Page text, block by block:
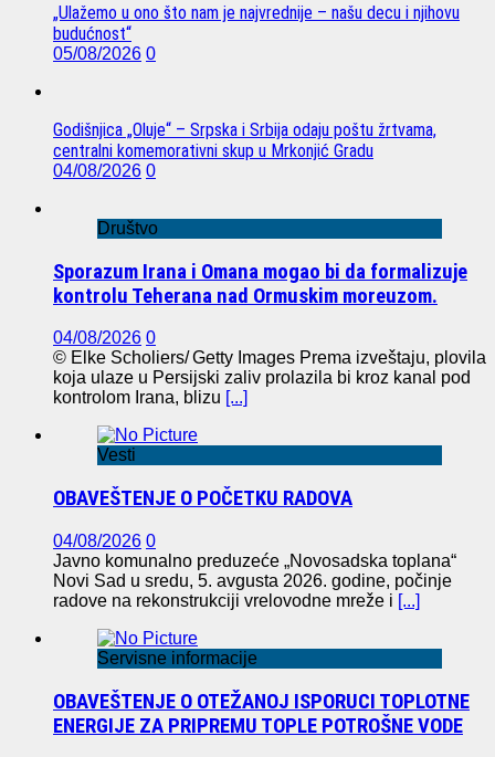
„Ulažemo u ono što nam je najvrednije – našu decu i njihovu
budućnost“
05/08/2026 0
Godišnjica „Oluje“ – Srpska i Srbija odaju poštu žrtvama,
centralni komemorativni skup u Mrkonjić Gradu
04/08/2026 0
Društvo
Sporazum Irana i Omana mogao bi da formalizuje
kontrolu Teherana nad Ormuskim moreuzom.
04/08/2026 0
© Elke Scholiers/ Getty Images Prema izveštaju, plovila
koja ulaze u Persijski zaliv prolazila bi kroz kanal pod
kontrolom Irana, blizu [...]
Vesti
OBAVEŠTENJE O POČETKU RADOVA
04/08/2026 0
Javno komunalno preduzeće „Novosadska toplana“
Novi Sad u sredu, 5. avgusta 2026. godine, počinje
radove na rekonstrukciji vrelovodne mreže i [...]
Servisne informacije
OBAVEŠTENJE O OTEŽANOJ ISPORUCI TOPLOTNE
ENERGIJE ZA PRIPREMU TOPLE POTROŠNE VODE